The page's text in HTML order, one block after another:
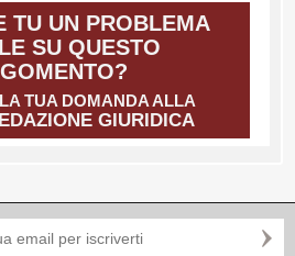
TU UN PROBLEMA
SU QUESTO
TUA DOMANDA ALLA
GIURIDICA